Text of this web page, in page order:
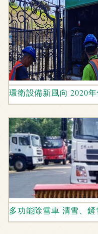
環衛設備新風向 2020
多功能除雪車 清雪、